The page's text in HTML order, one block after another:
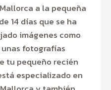
a la pequeña
14 días que se ha
imágenes como
fotografías
tu pequeño recién
especializado en